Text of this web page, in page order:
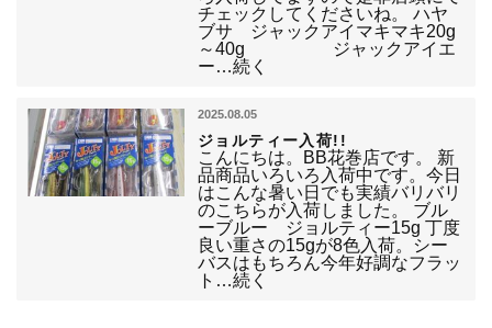
チェックしてくださいね。 ハヤ
ブサ ジャックアイマキマキ20g
～40g ジャックアイエ
ー…続く
2025.08.05
ジョルティー入荷!!
こんにちは。BB花巻店です。 新
品商品いろいろ入荷中です。今日
はこんな暑い日でも実績バリバリ
のこちらが入荷しました。 ブル
ーブルー ジョルティー15g 丁度
良い重さの15gが8色入荷。シー
バスはもちろん今年好調なフラッ
ト…続く